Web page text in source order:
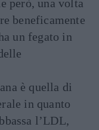
però, una volta
beneficamente
un fegato in
è quella di
in quanto
l’LDL,